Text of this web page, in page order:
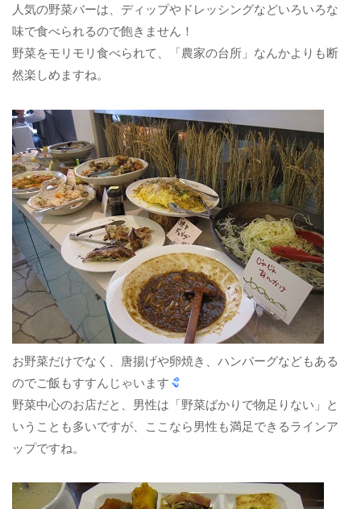
人気の野菜バーは、ディップやドレッシングなどいろいろな
味で食べられるので飽きません！
野菜をモリモリ食べられて、「農家の台所」なんかよりも断
然楽しめますね。
お野菜だけでなく、唐揚げや卵焼き、ハンバーグなどもある
のでご飯もすすんじゃいます
野菜中心のお店だと、男性は「野菜ばかりで物足りない」と
いうことも多いですが、ここなら男性も満足できるラインア
ップですね。